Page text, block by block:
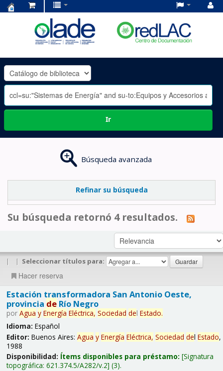
OLADE
-
Ir
Búsqueda avanzada
Refinar su búsqueda
Su búsqueda retornó 4 resultados.
| | Seleccionar títulos para:
Hacer reserva
Estación transformadora San Antonio Oeste,
provincia deRío Negro
por Agua y Energía Eléctrica, Sociedad del Estado.
Idioma: Español
Editor: Buenos Aires: Agua y Energía Eléctrica, Sociedad del Estado,
1988
Disponibilidad: Ítems disponibles para préstamo: Signatura
topográfica: 621.374.5/A282/v.2 (3).